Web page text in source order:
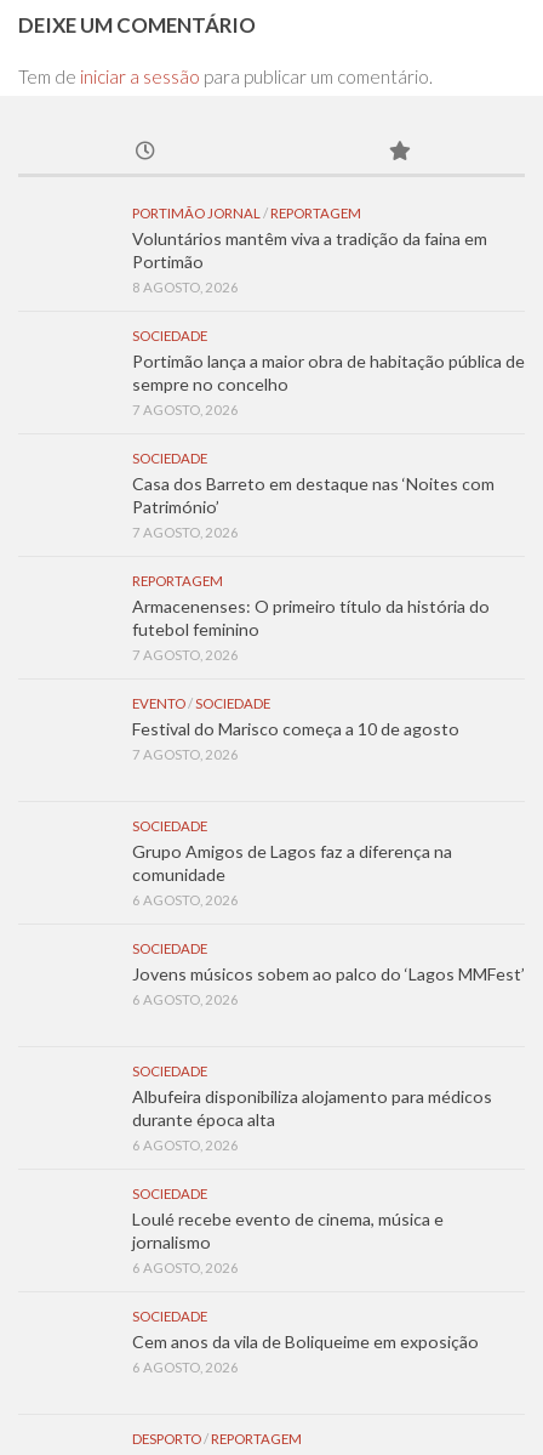
DEIXE UM COMENTÁRIO
Tem de iniciar a sessão para publicar um comentário.
PORTIMÃO JORNAL / REPORTAGEM
Voluntários mantêm viva a tradição da faina em
Portimão
8 AGOSTO, 2026
SOCIEDADE
Portimão lança a maior obra de habitação pública de
sempre no concelho
7 AGOSTO, 2026
SOCIEDADE
Casa dos Barreto em destaque nas ‘Noites com
Património’
7 AGOSTO, 2026
REPORTAGEM
Armacenenses: O primeiro título da história do
futebol feminino
7 AGOSTO, 2026
EVENTO/SOCIEDADE
Festival do Marisco começa a 10 de agosto
7 AGOSTO, 2026
SOCIEDADE
Grupo Amigos de Lagos faz a diferença na
comunidade
6 AGOSTO, 2026
SOCIEDADE
Jovens músicos sobem ao palco do ‘Lagos MMFest’
6 AGOSTO, 2026
SOCIEDADE
Albufeira disponibiliza alojamento para médicos
durante época alta
6 AGOSTO, 2026
SOCIEDADE
Loulé recebe evento de cinema, música e
jornalismo
6 AGOSTO, 2026
SOCIEDADE
Cem anos da vila de Boliqueime em exposição
6 AGOSTO, 2026
DESPORTO/ REPORTAGEM